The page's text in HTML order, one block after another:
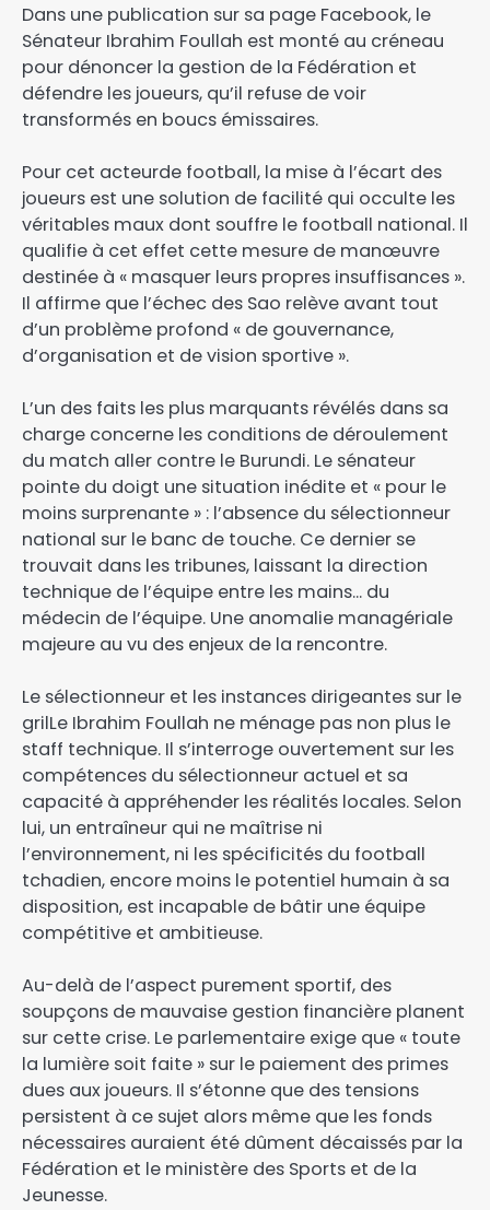
Dans une publication sur sa page Facebook, le
Sénateur Ibrahim Foullah est monté au créneau
pour dénoncer la gestion de la Fédération et
défendre les joueurs, qu’il refuse de voir
transformés en boucs émissaires.​
Pour cet acteurde football, la mise à l’écart des
joueurs est une solution de facilité qui occulte les
véritables maux dont souffre le football national. Il
qualifie à cet effet cette mesure de manœuvre
destinée à « masquer leurs propres insuffisances ».
Il affirme que l’échec des Sao relève avant tout
d’un problème profond « de gouvernance,
d’organisation et de vision sportive ».
​L’un des faits les plus marquants révélés dans sa
charge concerne les conditions de déroulement
du match aller contre le Burundi. Le sénateur
pointe du doigt une situation inédite et « pour le
moins surprenante » : l’absence du sélectionneur
national sur le banc de touche. Ce dernier se
trouvait dans les tribunes, laissant la direction
technique de l’équipe entre les mains… du
médecin de l’équipe. Une anomalie managériale
majeure au vu des enjeux de la rencontre.​
Le sélectionneur et les instances dirigeantes sur le
gril​Le Ibrahim Foullah ne ménage pas non plus le
staff technique. Il s’interroge ouvertement sur les
compétences du sélectionneur actuel et sa
capacité à appréhender les réalités locales. Selon
lui, un entraîneur qui ne maîtrise ni
l’environnement, ni les spécificités du football
tchadien, encore moins le potentiel humain à sa
disposition, est incapable de bâtir une équipe
compétitive et ambitieuse.​
Au-delà de l’aspect purement sportif, des
soupçons de mauvaise gestion financière planent
sur cette crise. Le parlementaire exige que « toute
la lumière soit faite » sur le paiement des primes
dues aux joueurs. Il s’étonne que des tensions
persistent à ce sujet alors même que les fonds
nécessaires auraient été dûment décaissés par la
Fédération et le ministère des Sports et de la
Jeunesse.